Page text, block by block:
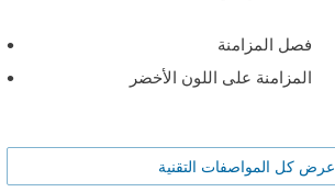
فصل المزامنة
المزامنة على اللون الأخضر
عرض كل المواصفات التقنية